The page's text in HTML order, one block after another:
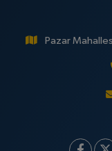
Pazar